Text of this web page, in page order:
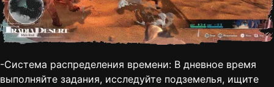
-Система распределения времени: В дневное время
выполняйте задания, исследуйте подземелья, ищите